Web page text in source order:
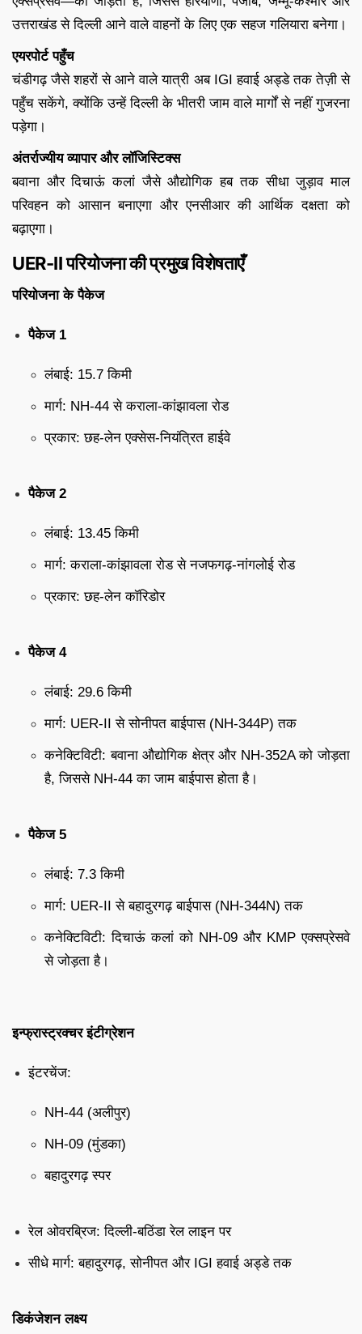
उत्तराखंड से दिल्ली आने वाले वाहनों के लिए एक सहज गलियारा बनेगा।
एयरपोर्ट पहुँच
चंडीगढ़ जैसे शहरों से आने वाले यात्री अब IGI हवाई अड्डे तक तेज़ी से
पहुँच सकेंगे, क्योंकि उन्हें दिल्ली के भीतरी जाम वाले मार्गों से नहीं गुजरना
पड़ेगा।
अंतर्राज्यीय व्यापार और लॉजिस्टिक्स
बवाना और दिचाऊं कलां जैसे औद्योगिक हब तक सीधा जुड़ाव माल
परिवहन को आसान बनाएगा और एनसीआर की आर्थिक दक्षता को
बढ़ाएगा।
UER-II परियोजना की प्रमुख विशेषताएँ
परियोजना के पैकेज
पैकेज 1
लंबाई: 15.7 किमी
मार्ग: NH-44 से कराला-कांझावला रोड
प्रकार: छह-लेन एक्सेस-नियंत्रित हाईवे
पैकेज 2
लंबाई: 13.45 किमी
मार्ग: कराला-कांझावला रोड से नजफगढ़-नांगलोई रोड
प्रकार: छह-लेन कॉरिडोर
पैकेज 4
लंबाई: 29.6 किमी
मार्ग: UER-II से सोनीपत बाईपास (NH-344P) तक
कनेक्टिविटी: बवाना औद्योगिक क्षेत्र और NH-352A को जोड़ता
है, जिससे NH-44 का जाम बाईपास होता है।
पैकेज 5
लंबाई: 7.3 किमी
मार्ग: UER-II से बहादुरगढ़ बाईपास (NH-344N) तक
कनेक्टिविटी: दिचाऊं कलां को NH-09 और KMP एक्सप्रेसवे
से जोड़ता है।
इन्फ्रास्ट्रक्चर इंटीग्रेशन
इंटरचेंज:
NH-44 (अलीपुर)
NH-09 (मुंडका)
बहादुरगढ़ स्पर
रेल ओवरब्रिज: दिल्ली-बठिंडा रेल लाइन पर
सीधे मार्ग: बहादुरगढ़, सोनीपत और IGI हवाई अड्डे तक
डिकंजेशन लक्ष्य